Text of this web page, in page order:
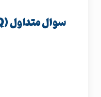
سوال متداول (FAQ) درباره تولید محتوا برای رستوران